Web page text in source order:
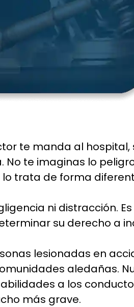
te manda al hospital,
te imaginas lo
trata de forma
ni distracción.
su derecho a
lesionadas en
aledañas.
a los
más grave.